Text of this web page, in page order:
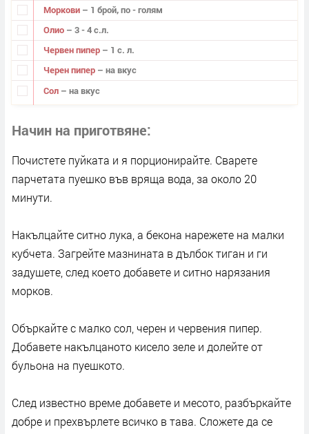
Моркови – 1 брой, по - голям
Олио – 3 - 4 с.л.
Червен пипер – 1 с. л.
Черен пипер – на вкус
Сол – на вкус
Начин на приготвяне
Почистете пуйката и я порционирайте. Сварете
парчетата пуешко във вряща вода, за около 20
минути.
Накълцайте ситно лука, а бекона нарежете на малки
кубчета. Загрейте мазнината в дълбок тиган и ги
задушете, след което добавете и ситно нарязания
морков.
Объркайте с малко сол, черен и червения пипер.
Добавете накълцаното кисело зеле и долейте от
бульона на пуешкото.
След известно време добавете и месото, разбъркайте
добре и прехвърлете всичко в тава. Сложете да се